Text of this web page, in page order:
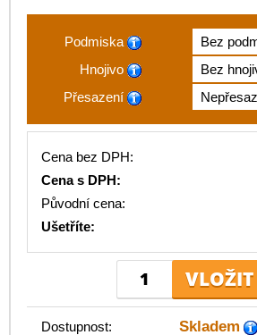
Podmiska
Hnojivo
Přesazení
Cena bez DPH:
Cena s DPH:
Původní cena:
Ušetříte:
Dostupnost: Skladem